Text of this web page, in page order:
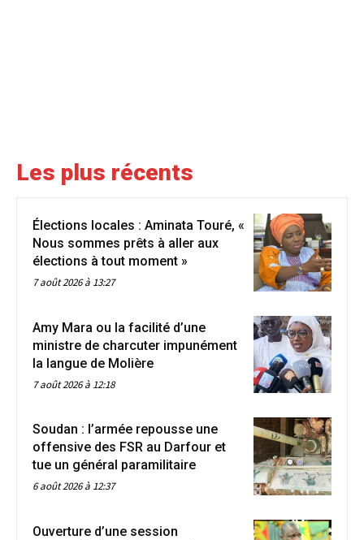
Les plus récents
Élections locales : Aminata Touré, «
Nous sommes prêts à aller aux
élections à tout moment »
7 août 2026 à 13:27
Amy Mara ou la facilité d’une
ministre de charcuter impunément
la langue de Molière
7 août 2026 à 12:18
Soudan : l’armée repousse une
offensive des FSR au Darfour et
tue un général paramilitaire
6 août 2026 à 12:37
Ouverture d’une session